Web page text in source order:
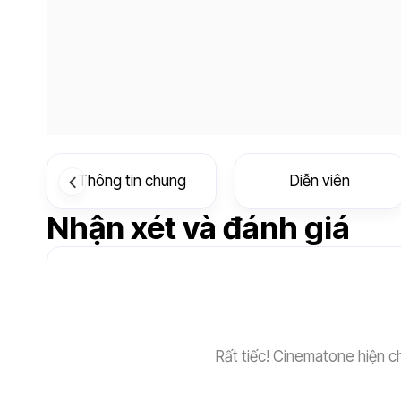
Thông tin chung Diễn viên
Nhận xét và đánh giá
Rất tiếc! Cinematone hiện